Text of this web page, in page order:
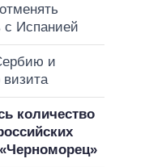
с Испанией
и
количество